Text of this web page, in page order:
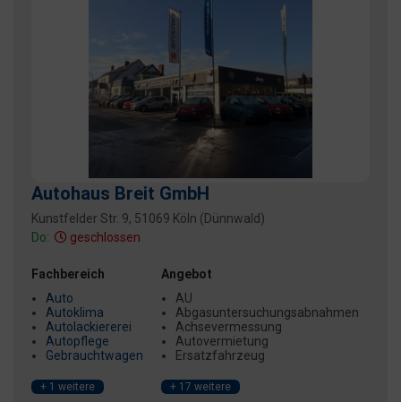
Autohaus Breit GmbH
Kunstfelder Str. 9, 51069 Köln (Dünnwald)
Do:
geschlossen
Fachbereich
Auto
Autoklima
Autolackiererei
Autopflege
Gebrauchtwagen
+ 1 weitere
Angebot
AU
Abgasuntersuchungsabnahmen
Achsevermessung
Autovermietung
Ersatzfahrzeug
+ 17 weitere